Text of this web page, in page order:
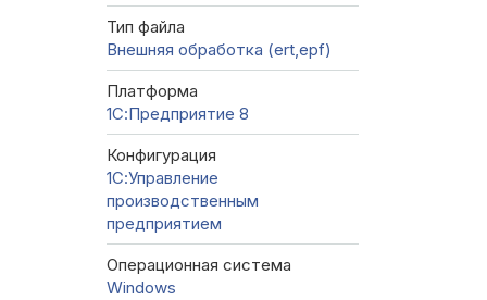
Тип файла
Внешняя обработка (ert,epf)
Платформа
1С:Предприятие 8
Конфигурация
1С:Управление
производственным
предприятием
Операционная система
Windows